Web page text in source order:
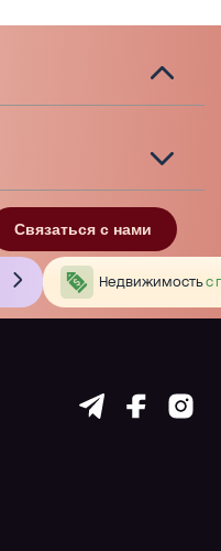
Связаться с нами
Недвижимостьс